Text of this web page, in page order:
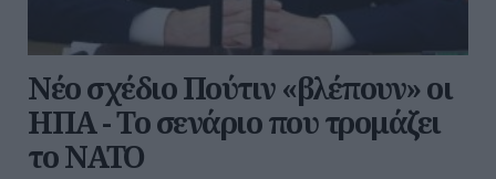
Νέο σχέδιο Πούτιν «βλέπουν» οι
ΗΠΑ - Το σενάριο που τρομάζει
το ΝΑΤΟ